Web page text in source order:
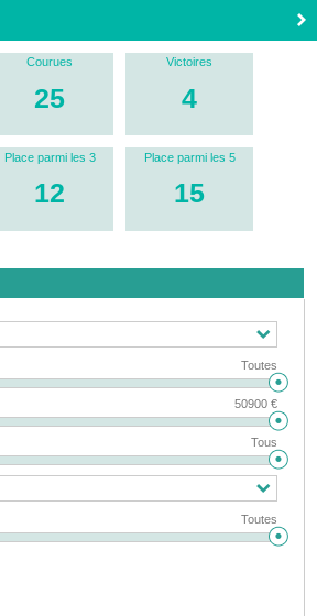
Courues
25
Victoires
4
Place parmi les 3
12
Place parmi les 5
15
Toutes
50900 €
Tous
Toutes